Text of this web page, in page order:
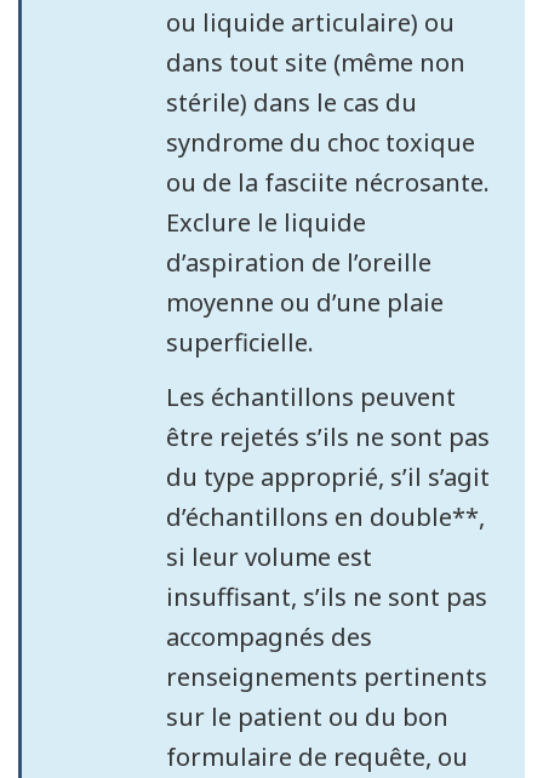
ou liquide articulaire) ou
dans tout site (même non
stérile) dans le cas du
syndrome du choc toxique
ou de la fasciite nécrosante.
Exclure le liquide
d’aspiration de l’oreille
moyenne ou d’une plaie
superficielle.
Les échantillons peuvent
être rejetés s’ils ne sont pas
du type approprié, s’il s’agit
d’échantillons en double**,
si leur volume est
insuffisant, s’ils ne sont pas
accompagnés des
renseignements pertinents
sur le patient ou du bon
formulaire de requête, ou